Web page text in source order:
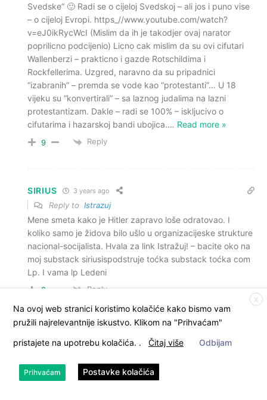
Svedske” 🙂 Radi se o cijeloj Svedskoj – ali jos i puno vise
– o cijeloj Evropi. https_//www.youtube.com/watch?
v=eJ0ikRycWcI (Mislim da ih je takodjer ovaj narator
poprilicno podcijenio) Licno cak mislim da su ovi cifutari
Wallenberzi – prakticno i gazde Rotschildima i
Rockfellerima. Uzgred, naravno da su pripadnici
“izabranih” – premda se vode kao “protestanti”… U 18
vijeku su “konvertirali” – sa laznog judalima na lazni
protestantizam. Dakle – radi se 100% – iskljucivo o
cifutarima i hazarskoj bandi ubojica.… Read more »
9 Reply
SIRIUS 3 years ago
Reply to Istrazuj
Mene smeta kako je Hitler zapravo loše odratovao. I
koliko samo je židova bilo ušlo u organizacijeske strukture
nacional-socijalista. Hvala za link Istražuj! – bacite oko na
moj substack siriusispodstruje toćka substack toćka com
Lp. I vama lp Ledeni
2 Reply
doba ledeno 3 years ago
baš sam bacio pogled na tvoj blog (pa mi se zato u mom
zadnjem postu, nehotice gore na početku teksta ,
X
Na ovoj web stranici koristimo kolačiće kako bismo vam
pružili najrelevantnije iskustvo. Klikom na "Prihvaćam"
pristajete na upotrebu kolačića. . Čitaj više Odbijam
Prihvaćam Postavke kolačića